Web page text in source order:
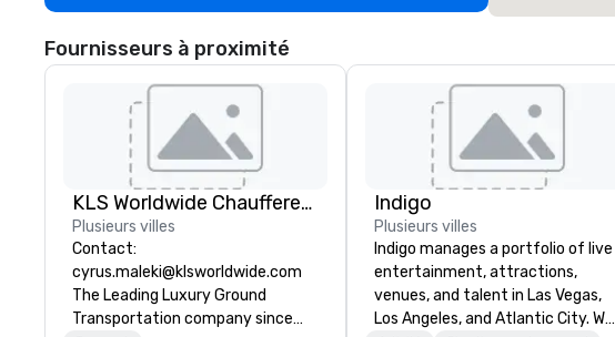
Fournisseurs à proximité
KLS Worldwide Chauffered Services
Plusieurs villes
Contact:
cyrus.maleki@klsworldwide.com
The Leading Luxury Ground
Transportation company since
Indigo
Plusieurs villes
Indigo manages a portfolio of live
entertainment, attractions,
venues, and talent in Las Vegas,
Los Angeles, and Atlantic City. We